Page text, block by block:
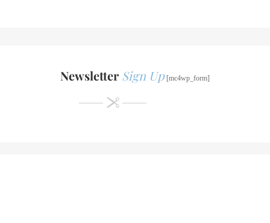
NewsletterSign Up[mc4wp_form]